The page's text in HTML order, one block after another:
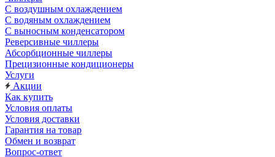
С воздушным охлаждением
С водяным охлаждением
С выносным конденсатором
Реверсивные чиллеры
Абсорбционные чиллеры
Прецизионные кондиционеры
Услуги
Акции
Как купить
Условия оплаты
Условия доставки
Гарантия на товар
Обмен и возврат
Вопрос-ответ